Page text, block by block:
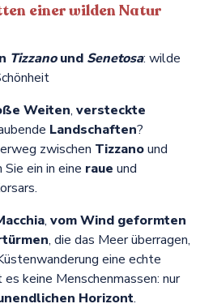
einer wilden Natur
Tizzanound Senetosa: wilde
Weiten, versteckte
Landschaften?
zwischen Tizzanound
Sie ein in eine raue und
, vom Wind geformten
, die das Meer überragen,
eine echte
keine Menschenmassen: nur
Horizont.